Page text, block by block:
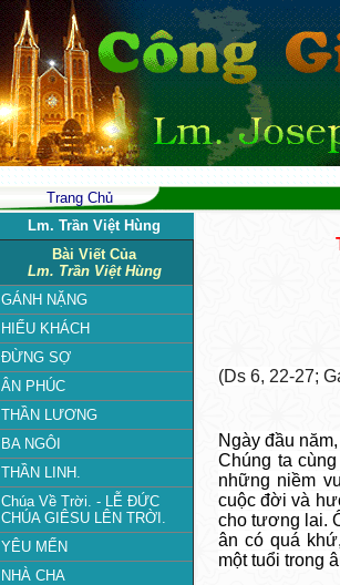
Trang Chủ
Lm. Trần Việt Hùng
Bài Viết Của
Lm. Trần Việt Hùng
GÁNH NẶNG
HIẾU KHÁCH
ĐỪNG SỢ
ÂN PHÚC
THẦN LƯƠNG
BA NGÔI
THẦN LINH.
Chúa Về Trời. - LỄ ĐỨC
CHÚA GIÊSU LÊN TRỜI.
YÊU MẾN
NHÀ CHA
(Ds 6, 22-27;
Ngày đầu
Chúng ta
những niềm
cuộc đời và
cho tương lai.
ân có quá
một tuổi trong